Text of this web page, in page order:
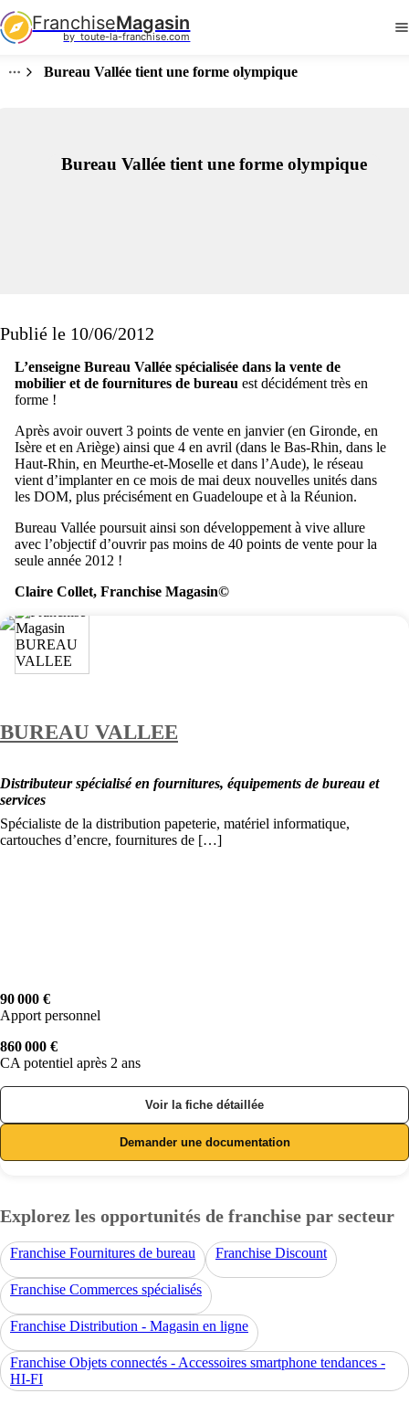
FranchiseMagasin
by  toute-la-franchise.com
Bureau Vallée tient une forme olympique
Bureau Vallée tient une forme olympique
Publié le 10/06/2012
L’enseigne Bureau Vallée spécialisée dans la vente de
mobilier et de fournitures de bureau est décidément très en
forme !
Après avoir ouvert 3 points de vente en janvier (en Gironde, en
Isère et en Ariège) ainsi que 4 en avril (dans le Bas-Rhin, dans le
Haut-Rhin, en Meurthe-et-Moselle et dans l’Aude), le réseau
vient d’implanter en ce mois de mai deux nouvelles unités dans
les DOM, plus précisément en Guadeloupe et à la Réunion.
Bureau Vallée poursuit ainsi son développement à vive allure
avec l’objectif d’ouvrir pas moins de 40 points de vente pour la
seule année 2012 !
Claire Collet, Franchise Magasin©
BUREAU VALLEE
Distributeur spécialisé en fournitures, équipements de bureau et
services
Spécialiste de la distribution papeterie, matériel informatique,
cartouches d’encre, fournitures de […]
90 000 €
Apport personnel
860 000 €
CA potentiel après 2 ans
Voir la fiche détaillée
Demander une documentation
Explorez les opportunités de franchise par secteur
Franchise Fournitures de bureau Franchise Discount
Franchise Commerces spécialisés
Franchise Distribution - Magasin en ligne
Franchise Objets connectés - Accessoires smartphone tendances -
HI-FI